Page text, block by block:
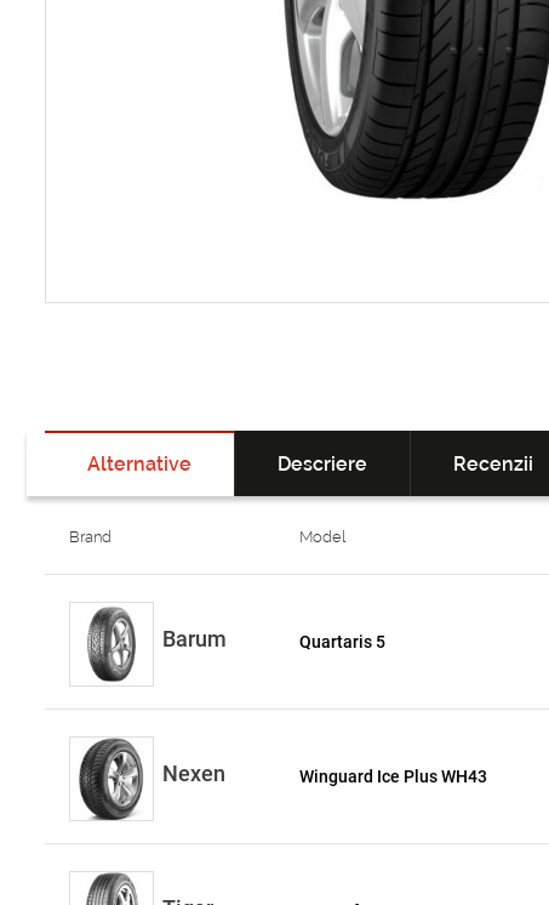
Alternative Descriere Recenzii
Brand Model
Barum Quartaris 5
Nexen Winguard Ice Plus WH43